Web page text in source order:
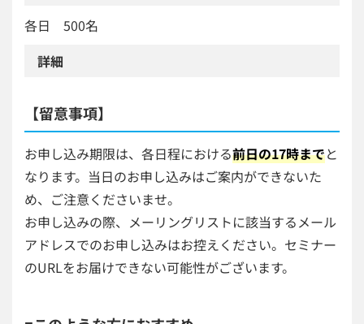
各日 500名
詳細
【留意事項】
お申し込み期限は、各日程における前日の17時までと
なります。当日のお申し込みはご案内ができないた
め、ご注意くださいませ。
お申し込みの際、メーリングリストに該当するメール
アドレスでのお申し込みはお控えください。セミナー
のURLをお届けできない可能性がございます。